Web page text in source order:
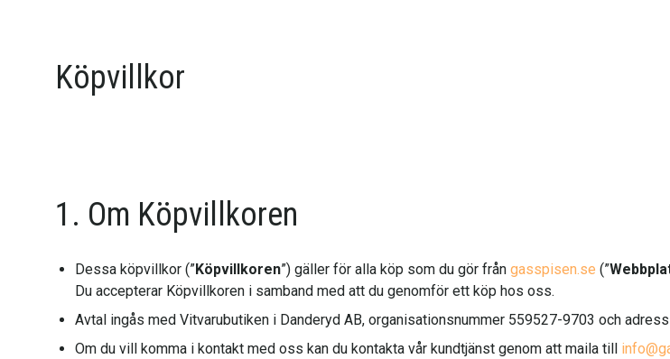
Köpvillkor
1. Om Köpvillkoren
Dessa köpvillkor (”Köpvillkoren”) gäller för alla köp som du gör frångasspisen.se (”
Du accepterar Köpvillkoren i samband med att du genomför ett köp hos oss.
Avtal ingås med Vitvarubutiken i Danderyd AB, organisationsnummer 559527-9703 och
Om du vill komma i kontakt med oss kan du kontakta vår kundtjänst genom att maila till